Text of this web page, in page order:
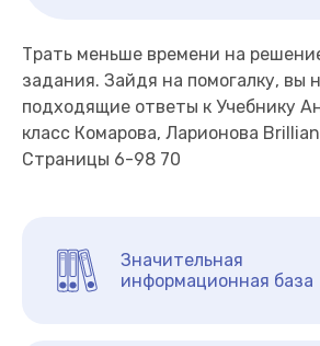
Трать меньше времени на
задания. Зайдя на помогалку, вы
подходящие ответы к Учебнику
класс Комарова, Ларионова
Страницы 6-98 70
Значительная
информационная база